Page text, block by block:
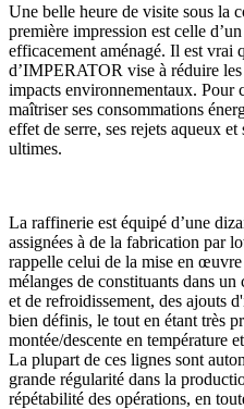
Une belle heure de visite sous la
première impression est celle
efficacement aménagé. Il est vrai
d’IMPERATOR vise à réduire
impacts environnementaux.
maîtriser ses consommations
effet de serre, ses rejets aqueux
ultimes.
La raffinerie est équipé d’une
assignées à de la fabrication par
rappelle celui de la mise en œuvre
mélanges de constituants dans
et de refroidissement, des ajouts
bien définis, le tout en étant très
montée/descente en température
La plupart de ces lignes sont
grande régularité dans la
répétabilité des opérations, en